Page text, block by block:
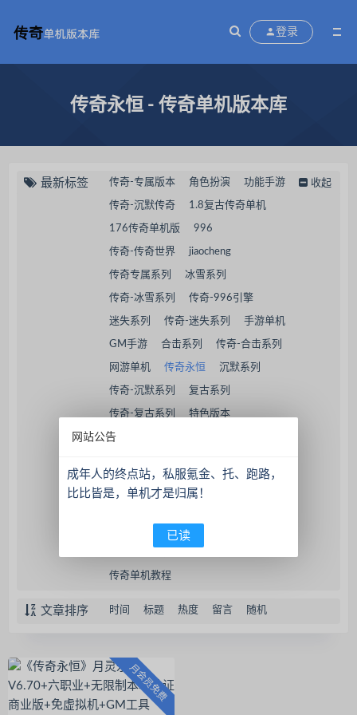
登录
传奇永恒 - 传奇单机版本库
最新标签 传奇-专属版本 角色扮演 功能手游
传奇-沉默传奇 1.8复古传奇单机
176传奇单机版 996
传奇-传奇世界 jiaocheng
传奇专属系列 冰雪系列
传奇-冰雪系列 传奇-996引擎
迷失系列 传奇-迷失系列 手游单机
GM手游 合击系列 传奇-合击系列
网游单机 传奇永恒 沉默系列
传奇-沉默系列 复古系列
传奇-复古系列 特色版本
传奇-特色版本
传奇-专属系列 手机端版 传奇单机
三职业传奇单机版本
传奇单机教程
收起
文章排序 时间 标题 热度 留言 随机
月会员免费
网站公告
成年人的终点站，私服氪金、托、跑路，
比比皆是，单机才是归属！
已读